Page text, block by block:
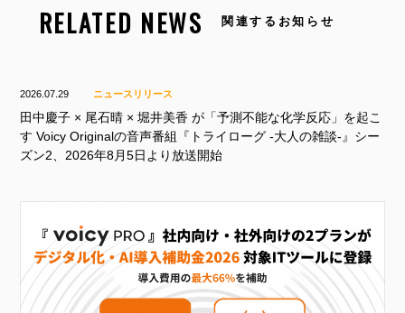
RELATED NEWS 関連するお知らせ
2026.07.29 ニュースリリース
田中慶子 × 尾石晴 × 堀井美香 が「予測不能な化学反応」を起こ
す Voicy Originalの音声番組『トライローグ -大人の雑談-』シー
ズン2、2026年8月5日より放送開始